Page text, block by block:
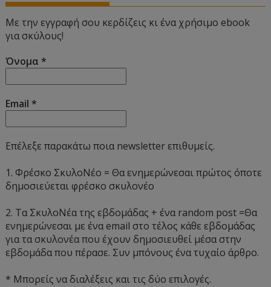
Με την εγγραφή σου κερδίζεις κι ένα χρήσιμο ebook
για σκύλους!
Όνομα*
Email*
Επέλεξε παρακάτω ποια newsletter επιθυμείς.
1. Φρέσκο ΣκυλοΝέο = Θα ενημερώνεσαι πρώτος όποτε
δημοσιεύεται φρέσκο σκυλονέο
2. Τα ΣκυλοΝέα της εβδομάδας + ένα random post =Θα
ενημερώνεσαι με ένα email στο τέλος κάθε εβδομάδας
για τα σκυλονέα που έχουν δημοσιευθεί μέσα στην
εβδομάδα που πέρασε. Συν μπόνους ένα τυχαίο άρθρο.
* Μπορείς να διαλέξεις και τις δύο επιλογές.